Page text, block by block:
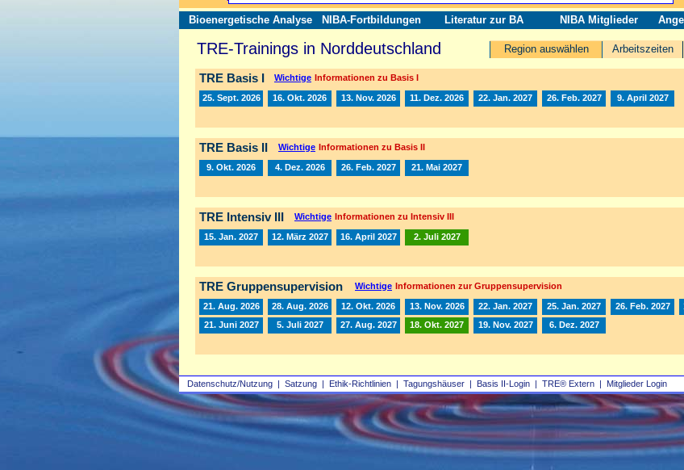
Datenschutz/Nutzung | Satzung | Ethik-Richtlinien | Tagungshäuser | Basis II‑Login | TRE® Extern | Mitglieder Login
Bioenergetische Analyse NIBA-Fortbildungen Literatur zur BA NIBA Mitglieder
Arbeitszeiten
TRE-Trainings in Norddeutschland Region auswählen
TRE Basis I Wichtige Informationen zu Basis I
25. Sept. 2026 16. Okt. 2026 13. Nov. 2026 11. Dez. 2026 22. Jan. 2027 26. Feb. 2027 9. April 2027
TRE Basis II Wichtige Informationen zu Basis II
9. Okt. 2026 4. Dez. 2026 26. Feb. 2027 21. Mai 2027
TRE Intensiv III Wichtige Informationen zu Intensiv III
15. Jan. 2027 12. März 2027 16. April 2027 2. Juli 2027
TRE Gruppensupervision Wichtige Informationen zur Gruppensupervision
21. Aug. 2026 28. Aug. 2026 12. Okt. 2026 13. Nov. 2026 22. Jan. 2027 25. Jan. 2027 26. Feb. 2027
21. Juni 2027
5. Juli 2027 27. Aug. 2027 18. Okt. 2027 19. Nov. 2027 6. Dez. 2027